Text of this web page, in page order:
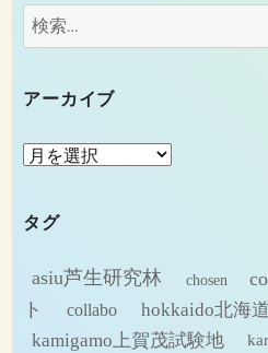
検
索:
アーカイブ
ア
カ
ブ
タグ
asiu芦生研究林 chosen
ト
collabo hokkaido北海
kamigamo上賀茂試験地